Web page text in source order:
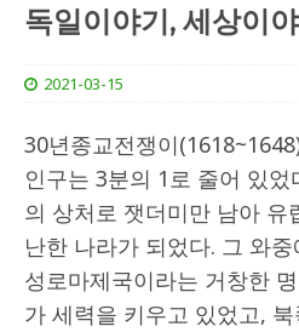
독일이야기, 세상이
2021-03-15
30년종교전쟁이
인구는 3분의 1로 줄어 있었
의 상처로 잿더미만 남아 유
난한 나라가 되었다. 그 와
성로마제국이라는 거창한
가 세력을 키우고 있었고,